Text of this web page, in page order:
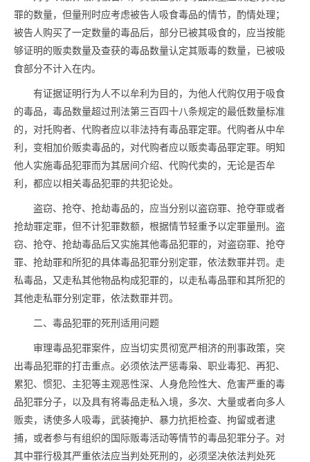
罪的数量，但量刑时应考虑被告人吸食毒品的情节，酌情处理；
被告人购买了一定数量的毒品后，部分已被其吸食的，应当按能
够证明的贩卖数量及查获的毒品数量认定其贩毒的数量，已被吸
食部分不计入在内。
有证据证明行为人不以牟利为目的，为他人代购仅用于吸食
的毒品， 毒品数量超过刑法第三百四十八条规定的最低数量标准
的，对托购者、代购者应以非法持有毒品罪定罪。代购者从中牟
利，变相加价贩卖毒品的，对代购者应以贩卖毒品罪定罪。明知
他人实施毒品犯罪而为其居间介绍、代购代卖的，无论是否牟
利，都应以相关毒品犯罪的共犯论处。
盗窃、抢夺、抢劫毒品的，应当分别以盗窃罪、抢夺罪或者
抢劫罪定罪，但不计犯罪数额，根据情节轻重予以定罪量刑。盗
窃、抢夺、抢劫毒品后又实施其他毒品犯罪的，对盗窃罪、抢夺
罪、抢劫罪和所犯的具体毒品犯罪分别定罪，依法数罪并罚。走
私毒品，又走私其他物品构成犯罪的，以走私毒品罪和其所犯的
其他走私罪分别定罪，依法数罪并罚。
二、 毒品犯罪的死刑适用问题
审理毒品犯罪案件，应当切实贯彻宽严相济的刑事政策，突
出毒品犯罪的打击重点。必须依法严惩毒枭、职业毒犯、再犯、
累犯、惯犯、主犯等主观恶性深、人身危险性大、危害严重的毒
品犯罪分子，以及具有将毒品走私入境，多次、大量或者向多人
贩卖，诱使多人吸毒，武装掩护、暴力抗拒检查、拘留或者逮
捕，或者参与有组织的国际贩毒活动等情节的毒品犯罪分子。对
其中罪行极其严重依法应当判处死刑的，必须坚决依法判处死